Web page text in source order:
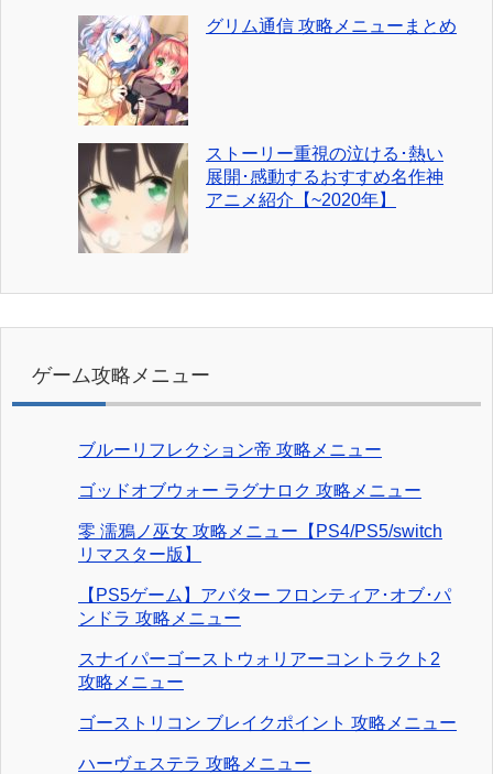
グリム通信 攻略メニューまとめ
ストーリー重視の泣ける･熱い
展開･感動するおすすめ名作神
アニメ紹介【~2020年】
ゲーム攻略メニュー
ブルーリフレクション帝 攻略メニュー
ゴッドオブウォー ラグナロク 攻略メニュー
零 濡鴉ノ巫女 攻略メニュー【PS4/PS5/switch
リマスター版】
【PS5ゲーム】アバター フロンティア･オブ･パ
ンドラ 攻略メニュー
スナイパーゴーストウォリアーコントラクト2
攻略メニュー
ゴーストリコン ブレイクポイント 攻略メニュー
ハーヴェステラ 攻略メニュー